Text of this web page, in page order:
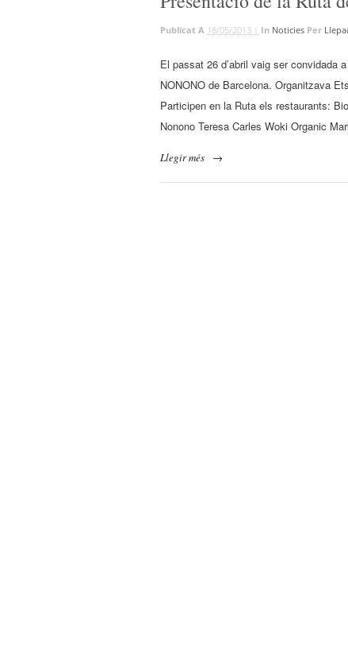
Publicat A 18/05/2013 | In Noticies Per
El passat 26 d’abril vaig ser convidada
NONONO de Barcelona. Organitzava
Participen en la Ruta els restaurants:
Nonono Teresa Carles Woki Organic
Llegir més →